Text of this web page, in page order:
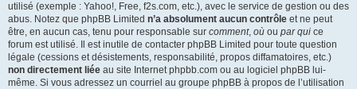
utilisé (exemple : Yahoo!, Free, f2s.com, etc.), avec le service de gestion ou des
abus. Notez que phpBB Limited n’a absolument aucun contrôle et ne peut
être, en aucun cas, tenu pour responsable sur comment, où ou par qui ce
forum est utilisé. Il est inutile de contacter phpBB Limited pour toute question
légale (cessions et désistements, responsabilité, propos diffamatoires, etc.)
non directement liée au site Internet phpbb.com ou au logiciel phpBB lui-
même. Si vous adressez un courriel au groupe phpBB à propos de l’utilisation